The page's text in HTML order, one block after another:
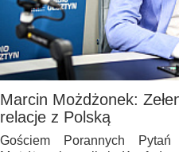
Marcin Możdżonek:
relacje z Polską
Gościem Porannych